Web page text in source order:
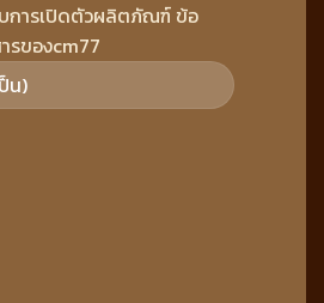
การเปิดตัวผลิตภัณฑ์ ข้อ
รของcm77